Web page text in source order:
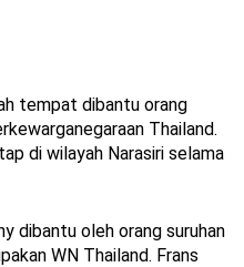
tempat dibantu orang
Thailand.
di wilayah Narasiri selama
dibantu oleh orang suruhan
WN Thailand. Frans